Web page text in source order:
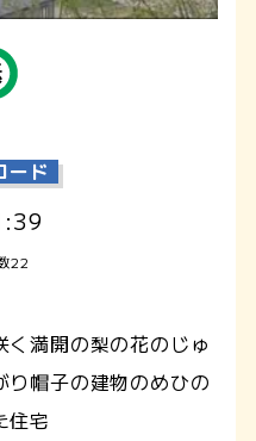
ード
22
満開の梨の花のじゅ
帽子の建物のめひの
住宅